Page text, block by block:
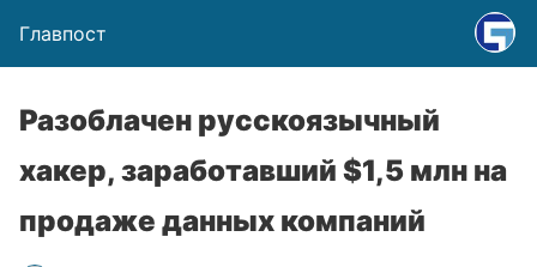
Главпост
Разоблачен русскоязычный
хакер, заработавший $1,5 млн на
продаже данных компаний